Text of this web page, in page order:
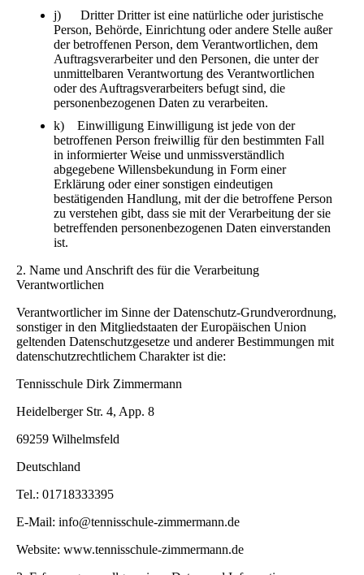
j) Dritter Dritter ist eine natürliche oder juristische
Person, Behörde, Einrichtung oder andere Stelle außer
der betroffenen Person, dem Verantwortlichen, dem
Auftragsverarbeiter und den Personen, die unter der
unmittelbaren Verantwortung des Verantwortlichen
oder des Auftragsverarbeiters befugt sind, die
personenbezogenen Daten zu verarbeiten.
k) Einwilligung Einwilligung ist jede von der
betroffenen Person freiwillig für den bestimmten Fall
in informierter Weise und unmissverständlich
abgegebene Willensbekundung in Form einer
Erklärung oder einer sonstigen eindeutigen
bestätigenden Handlung, mit der die betroffene Person
zu verstehen gibt, dass sie mit der Verarbeitung der sie
betreffenden personenbezogenen Daten einverstanden
ist.
2. Name und Anschrift des für die Verarbeitung
Verantwortlichen
Verantwortlicher im Sinne der Datenschutz-Grundverordnung,
sonstiger in den Mitgliedstaaten der Europäischen Union
geltenden Datenschutzgesetze und anderer Bestimmungen mit
datenschutzrechtlichem Charakter ist die:
Tennisschule Dirk Zimmermann
Heidelberger Str. 4, App. 8
69259 Wilhelmsfeld
Deutschland
Tel.: 01718333395
E-Mail: info@tennisschule-zimmermann.de
Website: www.tennisschule-zimmermann.de